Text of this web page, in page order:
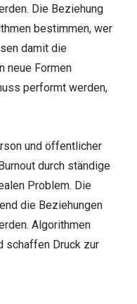
Die Beziehung
bestimmen, wer
damit die
neue Formen
performt werden,
und öffentlicher
durch ständige
Problem. Die
die Beziehungen
Algorithmen
schaffen Druck zur